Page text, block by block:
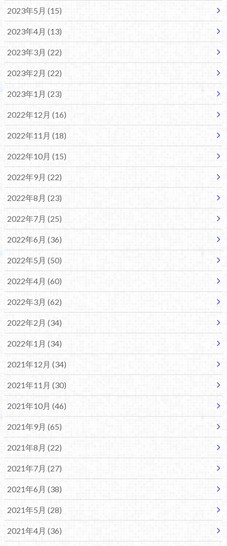
2023年5月 (15)
2023年4月 (13)
2023年3月 (22)
2023年2月 (22)
2023年1月 (23)
2022年12月 (16)
2022年11月 (18)
2022年10月 (15)
2022年9月 (22)
2022年8月 (23)
2022年7月 (25)
2022年6月 (36)
2022年5月 (50)
2022年4月 (60)
2022年3月 (62)
2022年2月 (34)
2022年1月 (34)
2021年12月 (34)
2021年11月 (30)
2021年10月 (46)
2021年9月 (65)
2021年8月 (22)
2021年7月 (27)
2021年6月 (38)
2021年5月 (28)
2021年4月 (36)